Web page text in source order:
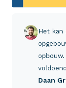
Het kan
Daan
+31